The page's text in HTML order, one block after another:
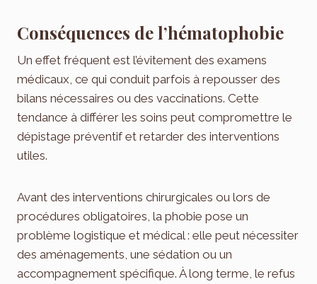
Conséquences de l’hématophobie
Un effet fréquent est l’évitement des examens
médicaux, ce qui conduit parfois à repousser des
bilans nécessaires ou des vaccinations. Cette
tendance à différer les soins peut compromettre le
dépistage préventif et retarder des interventions
utiles.
Avant des interventions chirurgicales ou lors de
procédures obligatoires, la phobie pose un
problème logistique et médical : elle peut nécessiter
des aménagements, une sédation ou un
accompagnement spécifique. À long terme, le refus